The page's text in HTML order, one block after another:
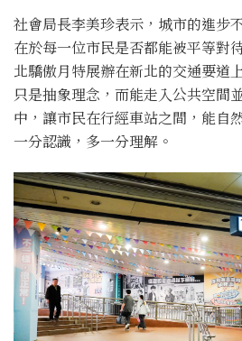
社會局長李美珍表示，城市的進步
在於每一位市民是否都能被平等對
北驕傲月特展辦在新北的交通要道
只是抽象理念，而能走入公共空間
中，讓市民在行經車站之間，能自
一分認識，多一分理解。